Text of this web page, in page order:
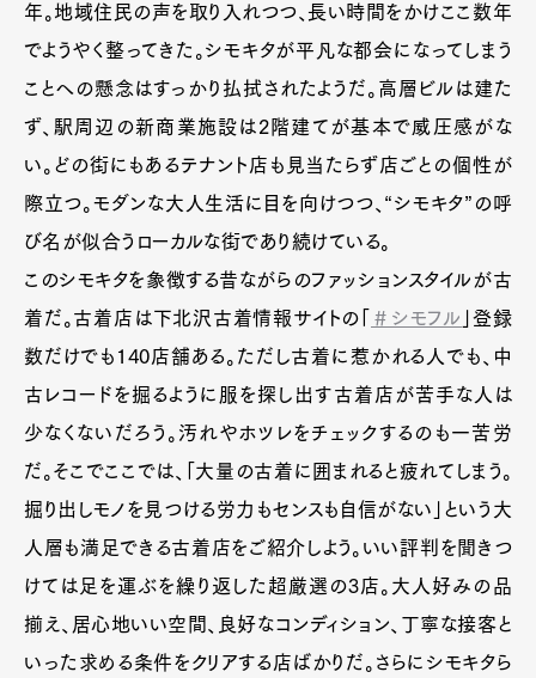
年。地域住民の声を取り入れつつ、長い時間をかけここ数年
でようやく整ってきた。シモキタが平凡な都会になってしまう
ことへの懸念はすっかり払拭されたようだ。高層ビルは建た
ず、駅周辺の新商業施設は2階建てが基本で威圧感がな
い。どの街にもあるテナント店も見当たらず店ごとの個性が
際立つ。モダンな大人生活に目を向けつつ、“シモキタ”の呼
び名が似合うローカルな街であり続けている。
このシモキタを象徴する昔ながらのファッションスタイルが古
着だ。古着店は下北沢古着情報サイトの「
＃シモフル
」登録
数だけでも140店舗ある。ただし古着に惹かれる人でも、中
古レコードを掘るように服を探し出す古着店が苦手な人は
少なくないだろう。汚れやホツレをチェックするのも一苦労
だ。そこでここでは、「大量の古着に囲まれると疲れてしまう。
掘り出しモノを見つける労力もセンスも自信がない」という大
人層も満足できる古着店をご紹介しよう。いい評判を聞きつ
けては足を運ぶを繰り返した超厳選の3店。大人好みの品
揃え、居心地いい空間、良好なコンディション、丁寧な接客と
いった求める条件をクリアする店ばかりだ。さらにシモキタら